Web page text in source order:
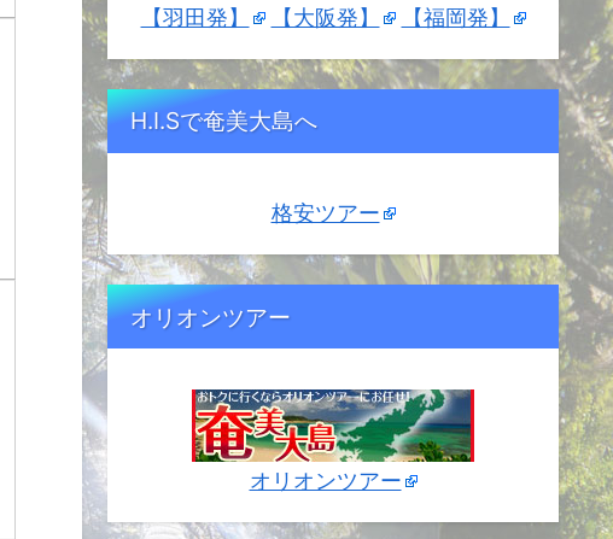
【羽田発】 【大阪発】 【福岡発】
H.I.Sで奄美大島へ
格安ツアー
オリオンツアー
オリオンツアー